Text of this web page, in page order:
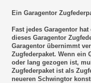
Ein Garagentor
Fast jedes Garagentor
dieses Garagentor
Garagentor übernimmt
Zugfederpaket. Wenn ein
oder lang gezogen ist,
Zugfederpaket ist als
neueren Schwingtor